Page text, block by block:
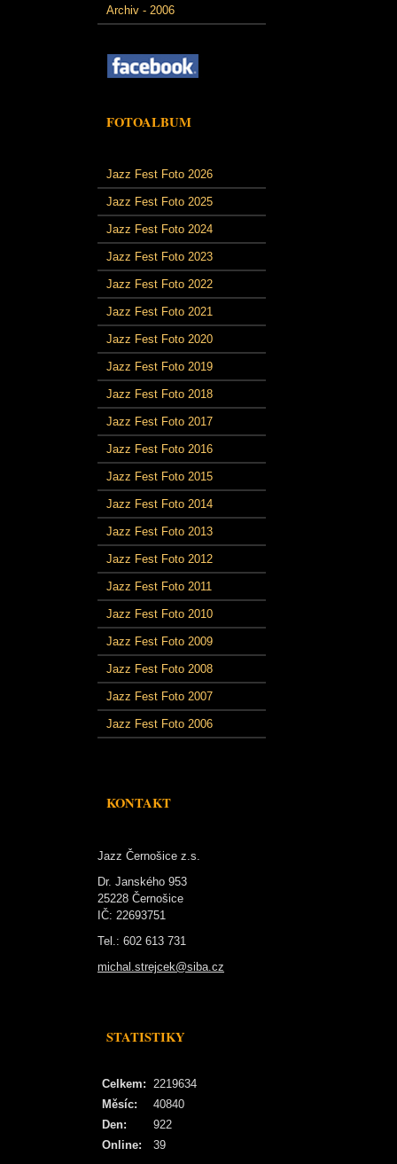
Archiv - 2006
FOTOALBUM
Jazz Fest Foto 2026
Jazz Fest Foto 2025
Jazz Fest Foto 2024
Jazz Fest Foto 2023
Jazz Fest Foto 2022
Jazz Fest Foto 2021
Jazz Fest Foto 2020
Jazz Fest Foto 2019
Jazz Fest Foto 2018
Jazz Fest Foto 2017
Jazz Fest Foto 2016
Jazz Fest Foto 2015
Jazz Fest Foto 2014
Jazz Fest Foto 2013
Jazz Fest Foto 2012
Jazz Fest Foto 2011
Jazz Fest Foto 2010
Jazz Fest Foto 2009
Jazz Fest Foto 2008
Jazz Fest Foto 2007
Jazz Fest Foto 2006
KONTAKT
Jazz Černošice z.s.
Dr. Janského 953
25228 Černošice
IČ: 22693751
Tel.: 602 613 731
michal.strejcek@siba.cz
STATISTIKY
Online: 39
Celkem: 2219634
Měsíc:
40840
Den:
922